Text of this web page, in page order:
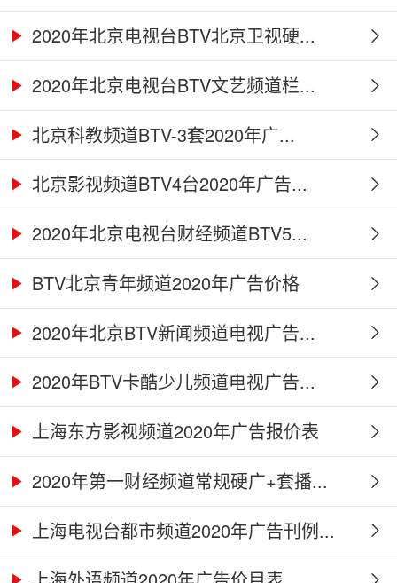
2020年北京电视台BTV北京卫视硬...
2020年北京电视台BTV文艺频道栏...
北京科教频道BTV-3套2020年广...
北京影视频道BTV4台2020年广告...
2020年北京电视台财经频道BTV5...
BTV北京青年频道2020年广告价格
2020年北京BTV新闻频道电视广告...
2020年BTV卡酷少儿频道电视广告...
上海东方影视频道2020年广告报价表
2020年第一财经频道常规硬广+套播...
上海电视台都市频道2020年广告刊例...